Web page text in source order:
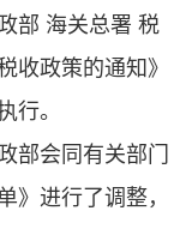
部 海关总署 税
收政策的通知》
行。
部会同有关部门
》进行了调整，